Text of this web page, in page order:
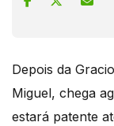
Depois da
Miguel, chega
estará patente